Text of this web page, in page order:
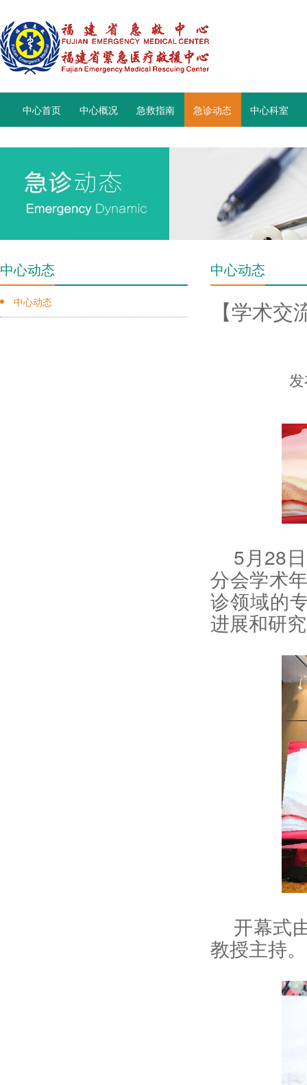
中心首页 中心概况 急救指南 急诊动态 中心科室
中心动态
中心动态
中心动态
【学术
5月28
分会学术
诊领域的
进展和研
开幕式
教授主持。